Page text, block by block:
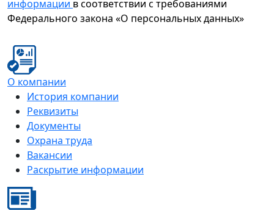
информации в соответствии с требованиями
Федерального закона «О персональных данных»
О компании
История компании
Реквизиты
Документы
Охрана труда
Вакансии
Раскрытие информации